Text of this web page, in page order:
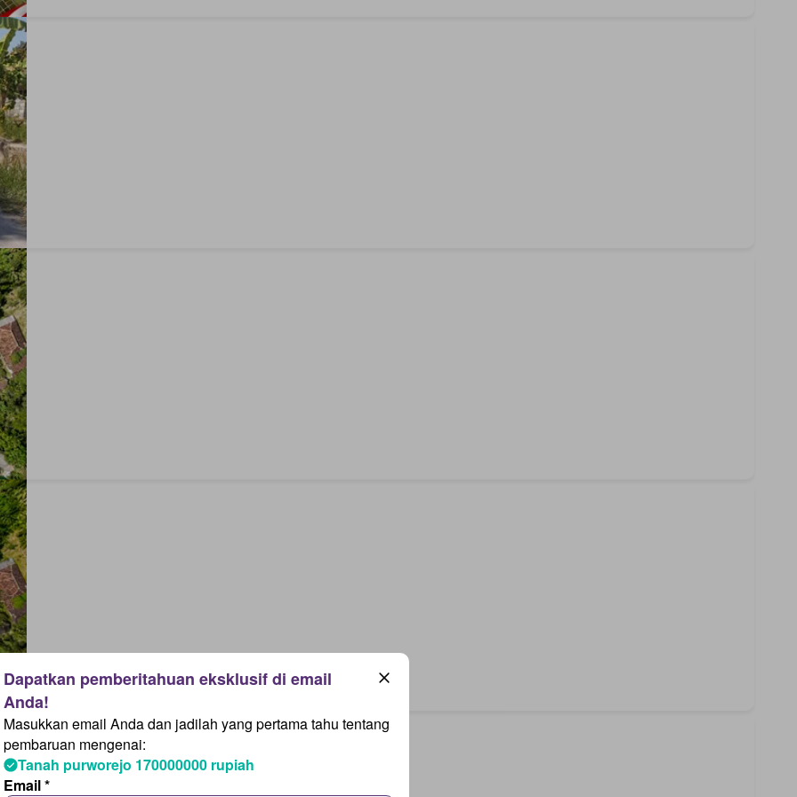
Masukkan email Anda dan jadilah yang pertama tahu tentang
pembaruan mengenai:
Tanah purworejo 170000000 rupiah
Email *